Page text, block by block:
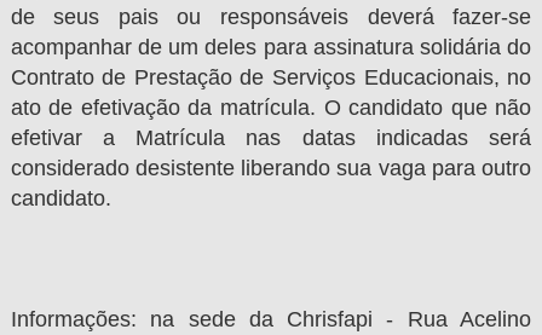
de seus pais ou responsáveis deverá fazer-se
acompanhar de um deles para assinatura solidária do
Contrato de Prestação de Serviços Educacionais, no
ato de efetivação da matrícula. O candidato que não
efetivar a Matrícula nas datas indicadas será
considerado desistente liberando sua vaga para outro
candidato.
Informações: na sede da Chrisfapi - Rua Acelino